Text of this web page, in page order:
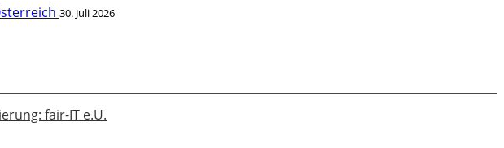
30. Juli 2026
fair-IT e.U.